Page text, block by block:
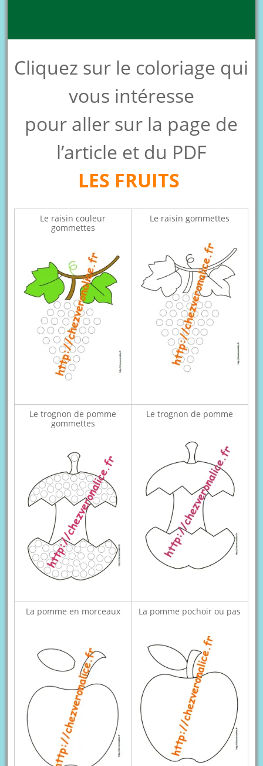
Cliquez sur le coloriage qui
vous intéresse
pour aller sur la page de
l’article et du PDF
LES FRUITS
Le raisin couleur
gommettes
Le raisin gommettes
Le trognon de pomme
gommettes
Le trognon de pomme
La pomme en morceaux La pomme pochoir ou pas